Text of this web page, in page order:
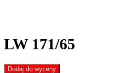
LW 171/65
Dodaj do wyceny